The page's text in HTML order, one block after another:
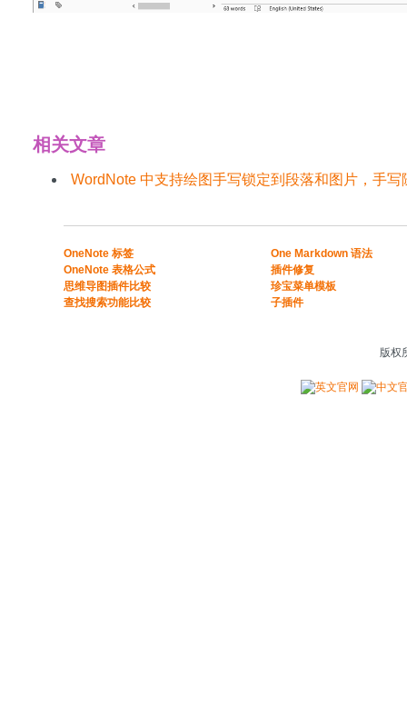
相关文章
WordNote 中支持绘图手写锁定到段落和图片，手写
​​OneNote 标签
OneNote 表格公式​
​思维导图插件比较​
​查找搜索功能比较​
One Markdown 语法
插件修复
珍宝菜单模板
子插件
版权